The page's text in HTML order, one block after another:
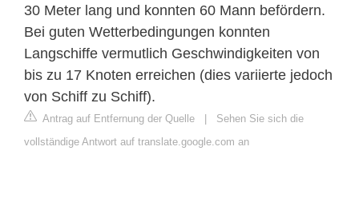
30 Meter lang und konnten 60 Mann befördern.
Bei guten Wetterbedingungen konnten
Langschiffe vermutlich Geschwindigkeiten von
bis zu 17 Knoten erreichen (dies variierte jedoch
von Schiff zu Schiff).
Antrag auf Entfernung der Quelle | Sehen Sie sich die
vollständige Antwort auf translate.google.com an